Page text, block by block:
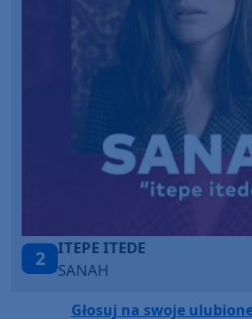
Głosuj na swoje